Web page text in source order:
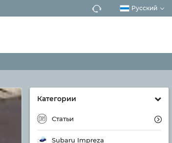
Русский
Категории
Статьи
Subaru Impreza